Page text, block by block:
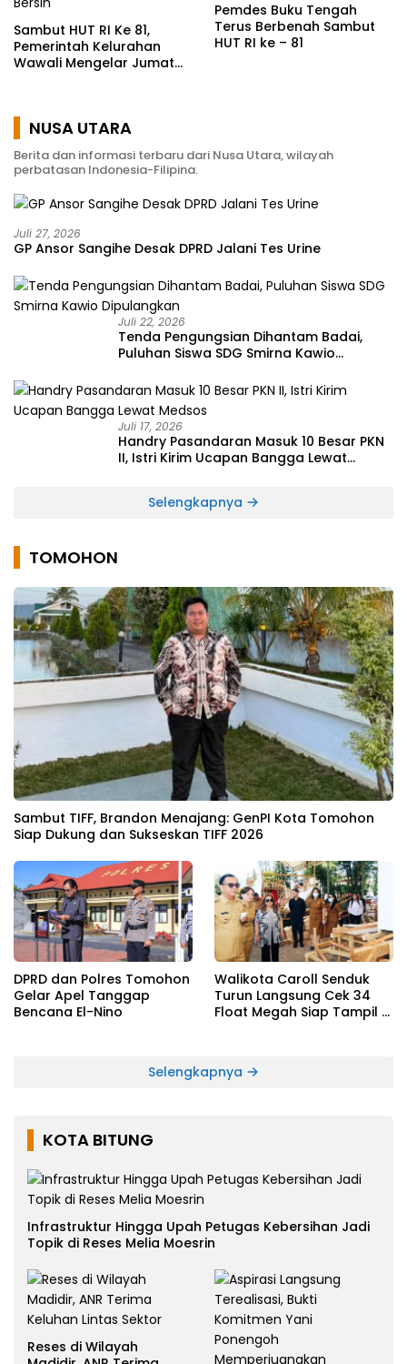
Sambut HUT RI Ke 81,
Pemerintah Kelurahan
Wawali Mengelar Jumat
Pemdes Buku Tengah
Terus Berbenah Sambut
HUT RI ke – 81
NUSA UTARA
Berita dan informasi terbaru dari Nusa Utara, wilayah
perbatasan Indonesia-Filipina.
Juli 27, 2026
GP Ansor Sangihe Desak DPRD Jalani Tes Urine
Juli 22, 2026
Tenda Pengungsian Dihantam Badai,
Puluhan Siswa SDG Smirna Kawio
Juli 17, 2026
Handry Pasandaran Masuk 10 Besar PKN
II, Istri Kirim Ucapan Bangga Lewat
Selengkapnya
TOMOHON
Sambut TIFF, Brandon Menajang: ​GenPI Kota Tomohon
Siap Dukung dan Sukseskan TIFF 2026
DPRD dan Polres Tomohon
Gelar Apel Tanggap
Bencana El-Nino
Walikota Caroll Senduk
Turun Langsung Cek 34
Float Megah Siap Tampil di
Selengkapnya
KOTA BITUNG
Infrastruktur Hingga Upah Petugas Kebersihan Jadi
Topik di Reses Melia Moesrin
Reses di Wilayah